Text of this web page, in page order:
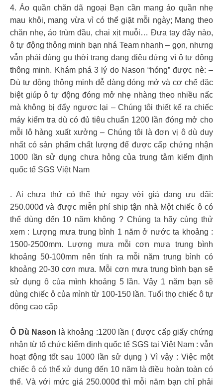
4. Áo quần chăn dã ngoại Bạn cần mang áo quần nhẹ
mau khôi, mang vừa vì có thể giặt mỗi ngày; Mang theo
chăn nhẹ, áo trùm đầu, chai xịt muỗi… Đưa tay đây nào,
ô tự động thông minh bạn nhá Team nhanh – gọn, nhưng
vẫn phải đúng gu thời trang đang điêu đứng vì ô tự động
thông minh. Khám phá 3 lý do Nason “hóng” được nè: –
Dù tự động thông minh dễ dàng đóng mở và cơ chế đặc
biệt giúp ô tự động đóng mở nhẹ nhàng theo nhiều nấc
mà không bị đẩy ngược lại – Chúng tôi thiết kế ra chiếc
máy kiểm tra dù có đủ tiêu chuẩn 1200 lần đóng mở cho
mỗi lô hàng xuất xưởng – Chúng tôi là đơn vị ô dù duy
nhất có sản phẩm chất lượng để được cấp chứng nhận
1000 lần sử dụng chưa hỏng của trung tâm kiểm định
quốc tế SGS Việt Nam
. Ai chưa thử có thể thử ngay với giá đang ưu đãi:
250.000đ và được miễn phí ship tận nhà Một chiếc ô có
thể dùng đến 10 năm không ? Chúng ta hãy cùng thử
xem : Lượng mưa trung bình 1 năm ở nước ta khoảng :
1500-2500mm. Lượng mưa mỗi cơn mưa trung bình
khoảng 50-100mm nên tính ra mỗi năm trung bình có
khoảng 20-30 cơn mưa. Mỗi cơn mưa trung bình bạn sẽ
sử dụng ô của mình khoảng 5 lần. Vậy 1 năm bạn sẽ
dùng chiếc ô của mình từ 100-150 lần. Tuổi thọ chiếc ô tự
động cao cấp
Ô Dù Nason là khoảng :1200 lần ( được cấp giấy chứng
nhận từ tổ chức kiểm định quốc tế SGS tại Việt Nam : vẫn
hoạt động tốt sau 1000 lần sử dụng ) Vì vậy : Việc một
chiếc ô có thể xử dụng đến 10 năm là điều hoàn toàn có
thể. Và với mức giá 250.000đ thì mỗi năm bạn chỉ phải